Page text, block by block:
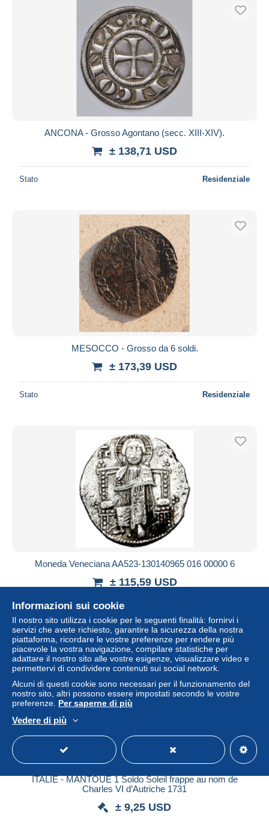
ANCONA - Grosso Agontano (secc. XIII-XIV).
± 138,71 USD
Stato Residenziale
MESOCCO - Grosso da 6 soldi.
± 173,39 USD
Stato Residenziale
Moneda Veneciana AA523-130140965 016 00000 6
± 115,59 USD
Stato
ITALIE - MANTOUE 1 Soldo Soleil frappe au nom de
Charles VI d’Autriche 1731
± 9,25 USD
Informazioni sui cookie
Il nostro sito utilizza i cookie per le seguenti finalità: fornirvi i
servizi che avete richiesto, garantire la sicurezza della nostra
piattaforma, ricordare le vostre preferenze per rendere più
piacevole la vostra navigazione, compilare statistiche per
adattare il nostro sito alle vostre esigenze, visualizzare video e
permettervi di condividere contenuti sui social network.
Alcuni di questi cookie sono necessari per il funzionamento del
nostro sito, altri possono essere impostati secondo le vostre
preferenze. Per saperne di più
Vedere di più